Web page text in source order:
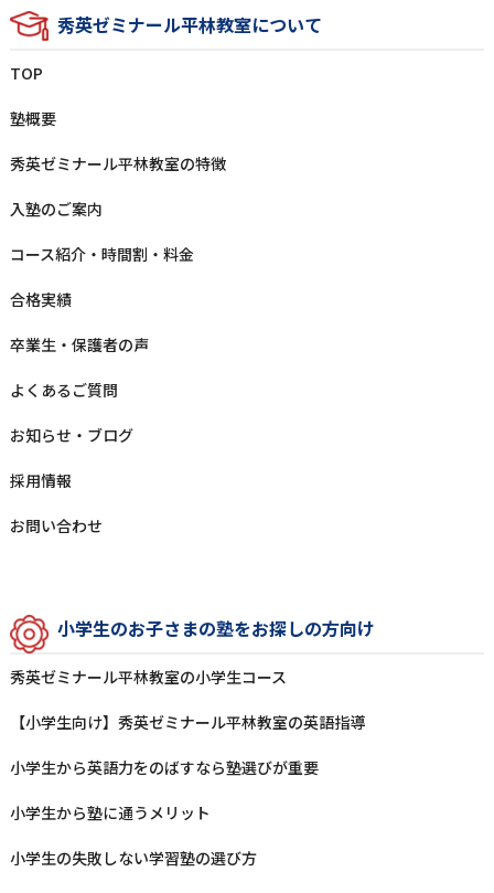
秀英ゼミナール平林教室について
TOP
塾概要
秀英ゼミナール平林教室の特徴
⼊塾のご案内
コース紹介・時間割・料⾦
合格実績
卒業⽣‧保護者の声
よくあるご質問
お知らせ‧ブログ
採⽤情報
お問い合わせ
⼩学⽣のお⼦さまの塾をお探しの⽅向け
秀英ゼミナール平林教室の⼩学⽣コース
【小学生向け】秀英ゼミナール平林教室の英語指導
⼩学⽣から英語⼒をのばすなら塾選びが重要
⼩学⽣から塾に通うメリット
⼩学⽣の失敗しない学習塾の選び⽅